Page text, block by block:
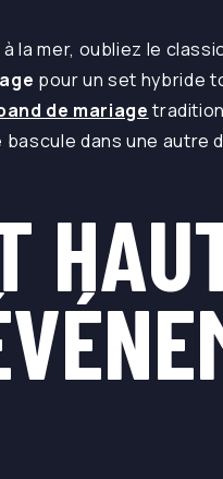
la mer, oubliez le
pour un set hybride
de mariage
bascule dans une